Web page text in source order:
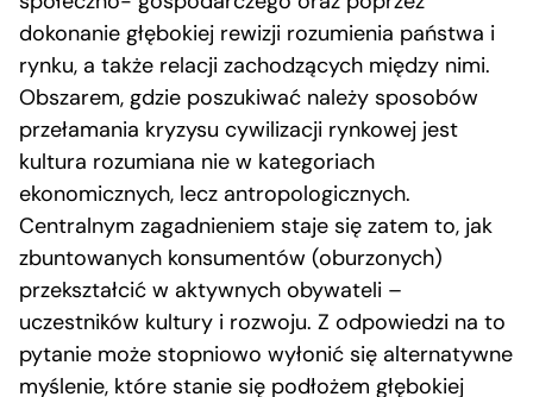
dokonanie głębokiej rewizji rozumienia państwa i
rynku, a także relacji zachodzących między nimi.
Obszarem, gdzie poszukiwać należy sposobów
przełamania kryzysu cywilizacji rynkowej jest
kultura rozumiana nie w kategoriach
ekonomicznych, lecz antropologicznych.
Centralnym zagadnieniem staje się zatem to, jak
zbuntowanych konsumentów (oburzonych)
przekształcić w aktywnych obywateli –
uczestników kultury i rozwoju. Z odpowiedzi na to
pytanie może stopniowo wyłonić się alternatywne
myślenie, które stanie się podłożem głębokiej